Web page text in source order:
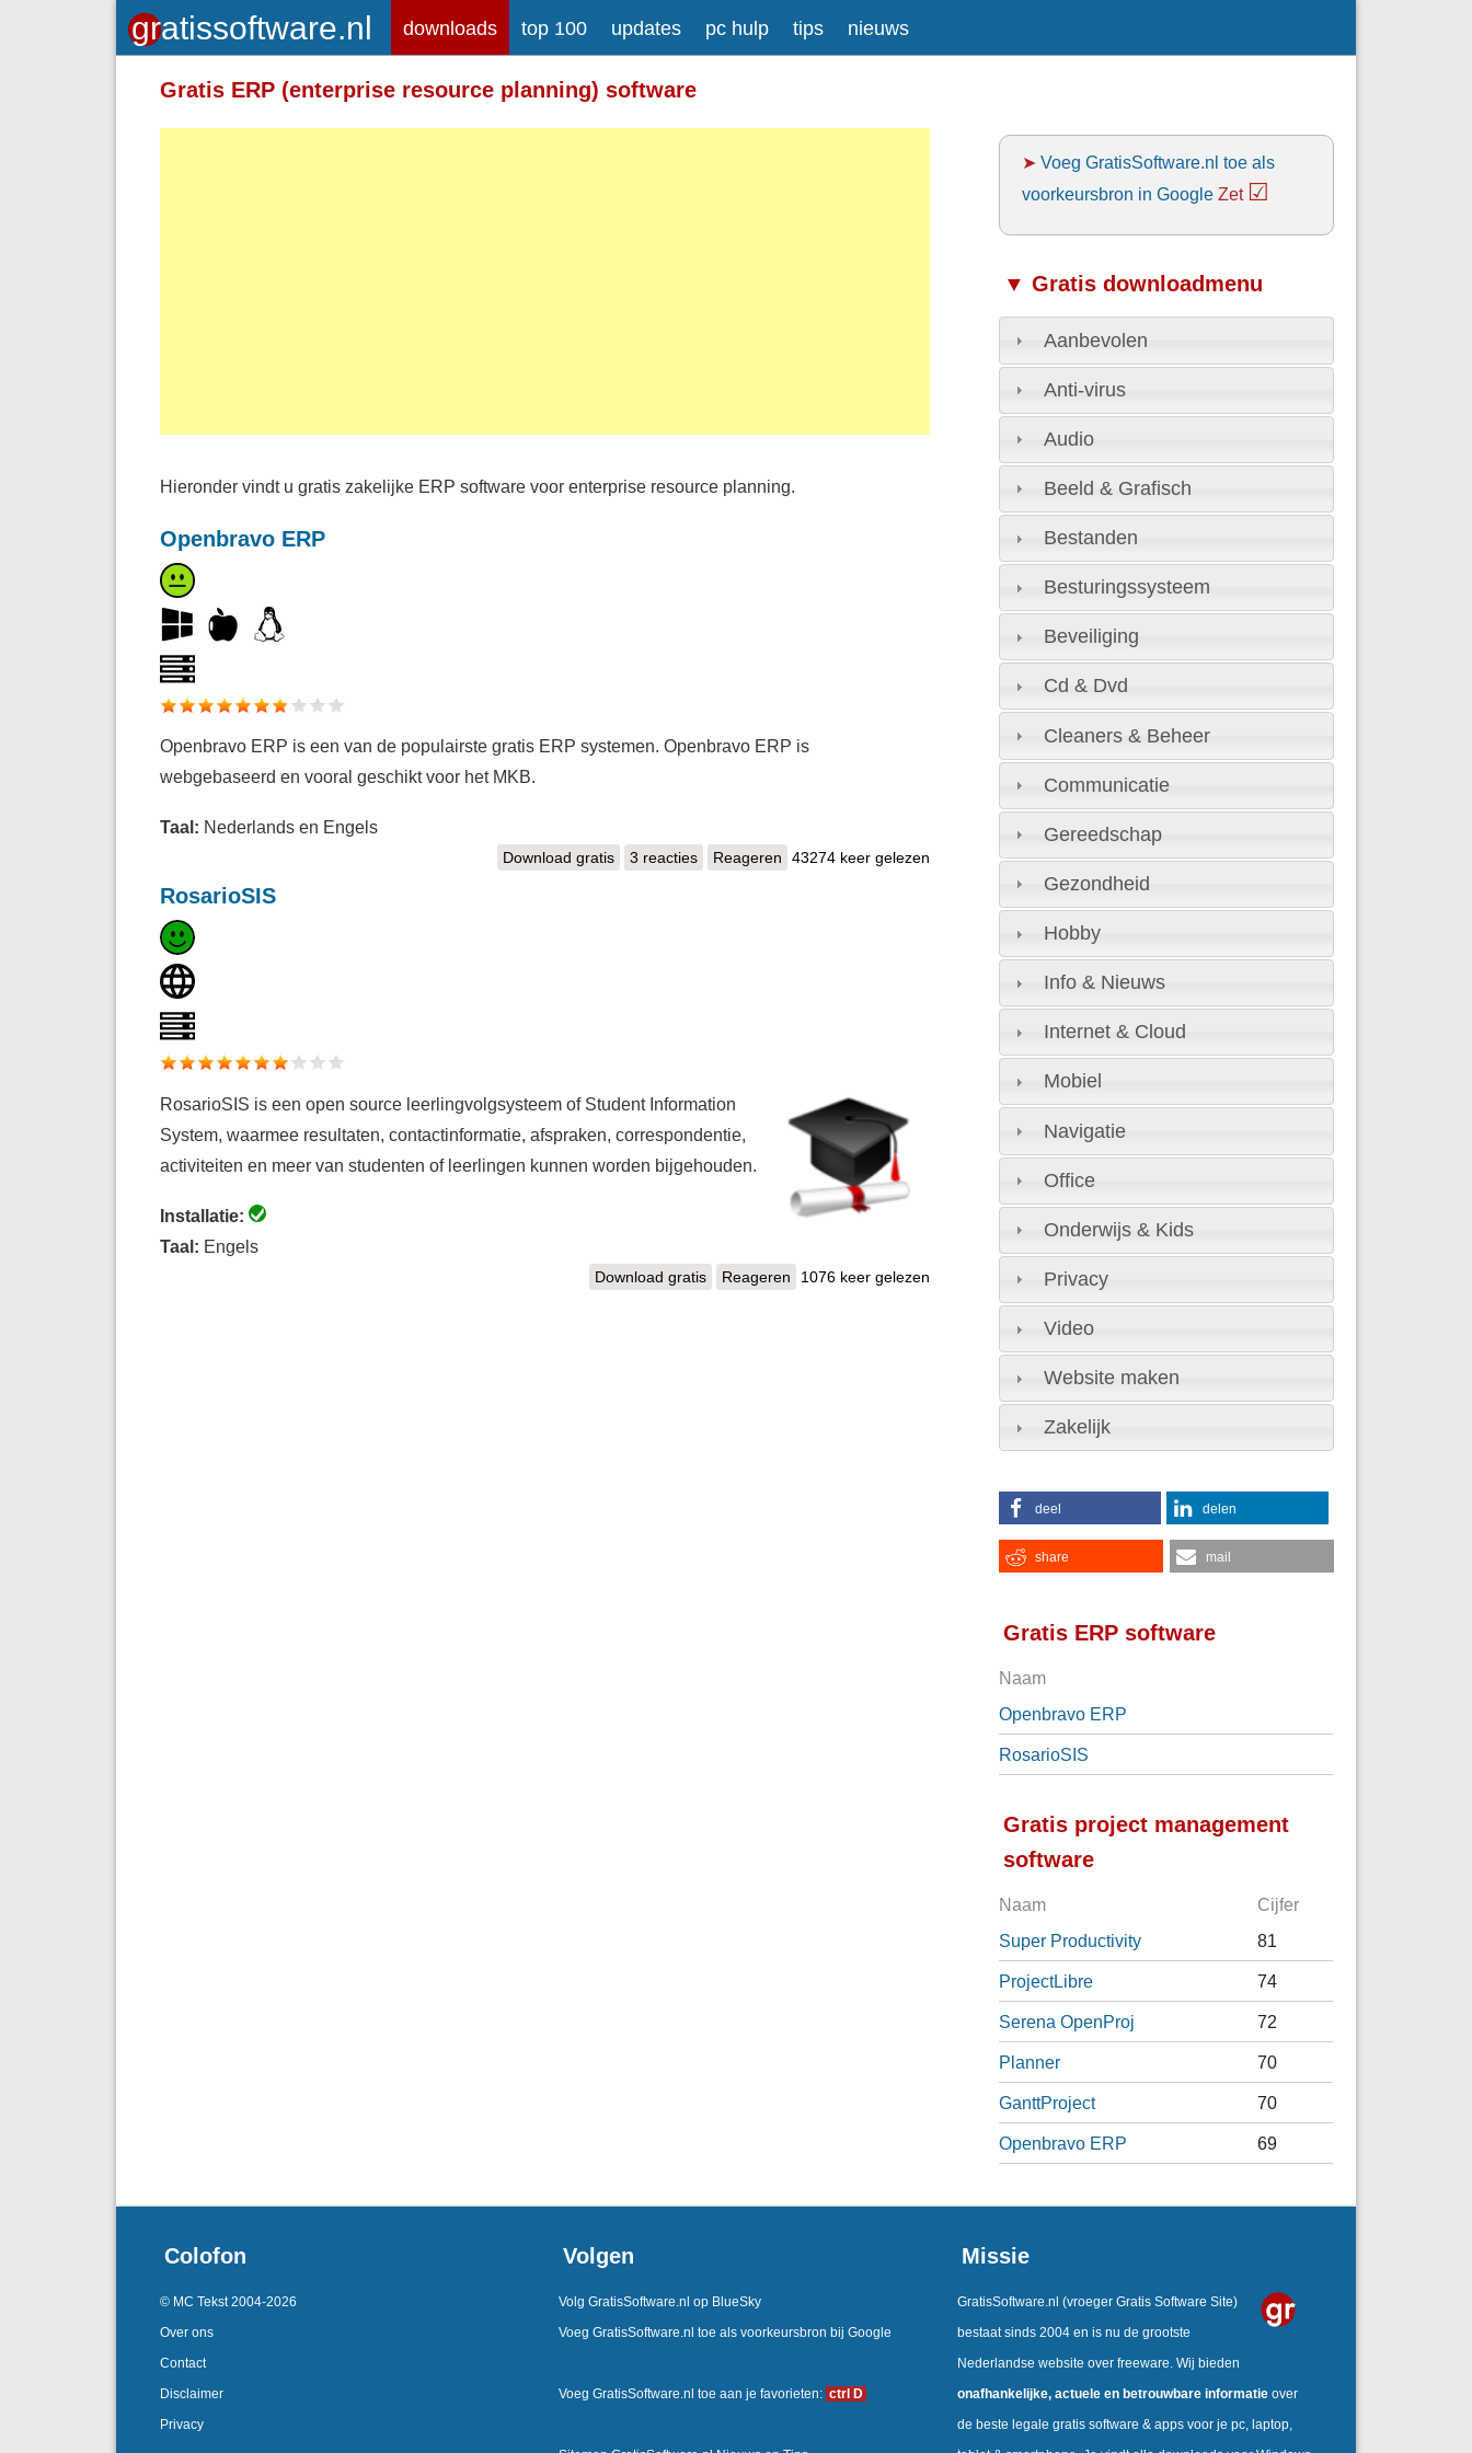
downloads top 100 updates pc hulp tips nieuws
Gratis ERP (enterprise resource planning) software
Hieronder vindt u gratis zakelijke ERP software voor enterprise resource planning.
Openbravo ERP
Openbravo ERP is een van de populairste gratis ERP systemen. Openbravo ERP is
webgebaseerd en vooral geschikt voor het MKB.
Taal: Nederlands en Engels
Download gratisOpenbravo ERP
3 reacties Reageren 43274 keer gelezen
RosarioSIS
RosarioSIS is een open source leerlingvolgsysteem of Student Information
System, waarmee resultaten, contactinformatie, afspraken, correspondentie,
activiteiten en meer van studenten of leerlingen kunnen worden bijgehouden.
Installatie:
Taal: Engels
Download gratisRosarioSIS
Reageren 1076 keer gelezen
➤Voeg GratisSoftware.nl toe als
voorkeursbron in Google Zet ☑
▼ Gratis downloadmenu
Aanbevolen
Anti-virus
Audio
Beeld & Grafisch
Bestanden
Besturingssysteem
Beveiliging
Cd & Dvd
Cleaners & Beheer
Communicatie
Gereedschap
Gezondheid
Hobby
Info & Nieuws
Internet & Cloud
Mobiel
Navigatie
Office
Onderwijs & Kids
Privacy
Video
Website maken
Zakelijk
deel delen
share mail
Gratis ERP software
Naam
Openbravo ERP
RosarioSIS
Gratis project management
software
Naam Cijfer
Super Productivity 81
ProjectLibre 74
Serena OpenProj 72
Planner 70
GanttProject 70
Openbravo ERP 69
Colofon
© MC Tekst 2004-2026
Over ons
Contact
Disclaimer
Privacy
Volgen
Volg GratisSoftware.nl op BlueSky
Voeg GratisSoftware.nl toe als voorkeursbron bij Google
Voeg GratisSoftware.nl toe aan je favorieten: ctrl D
Missie
GratisSoftware.nl (vroeger Gratis Software Site)
bestaat sinds 2004 en is nu de grootste
Nederlandse website over freeware. Wij bieden
onafhankelijke, actuele en betrouwbare informatie over
de beste legale gratis software & apps voor je pc, laptop,